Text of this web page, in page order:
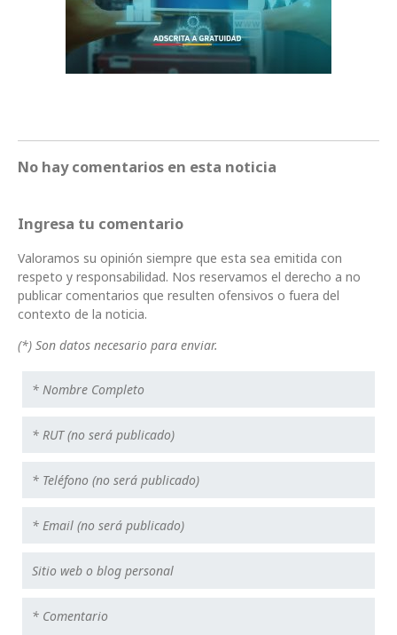
No hay comentarios en esta noticia
Ingresa tu comentario
Valoramos su opinión siempre que esta sea emitida con
respeto y responsabilidad. Nos reservamos el derecho a no
publicar comentarios que resulten ofensivos o fuera del
contexto de la noticia.
(*) Son datos necesario para enviar.